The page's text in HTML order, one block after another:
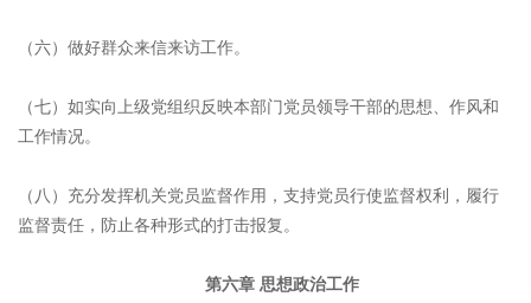
（六）做好群众来信来访工作。
（七）如实向上级党组织反映本部门党员领导干部的思想、作风和
工作情况。
（八）充分发挥机关党员监督作用，支持党员行使监督权利，履行
监督责任，防止各种形式的打击报复。
第六章 思想政治工作